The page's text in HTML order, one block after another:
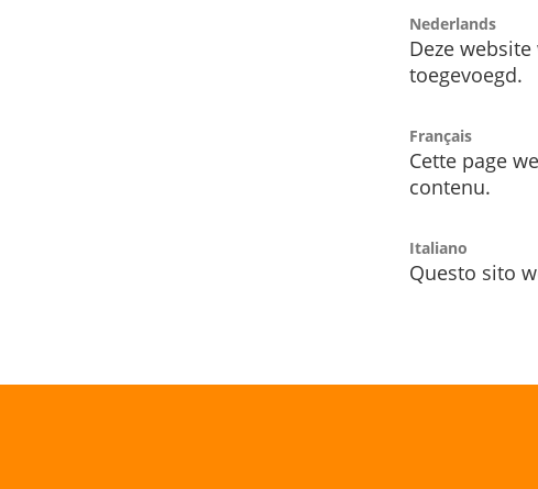
Nederlands
Deze
toegevoegd.
Français
Cette page
contenu.
Italiano
Questo sito